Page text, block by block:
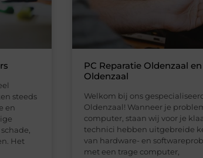
steeds
en
Het
PC Reparatie Oldenzaal
Oldenzaal
Welkom bij ons
Oldenzaal! Wanneer je
computer, staan wij voor je
technici hebben uitgebreide
van hardware- en
met een trage computer,